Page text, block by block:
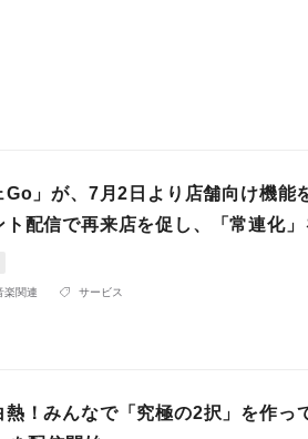
」が、7月2日より店舗向け機能
配信で再来店を促し、「常連化
楽関連 サービス
！みんなで「究極の2択」を作っ